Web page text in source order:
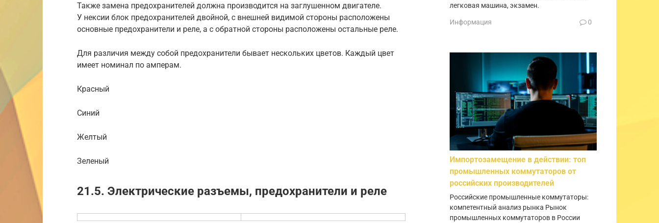
Также замена предохранителей должна производится на заглушенном двигателе.
У нексии блок предохранителей двойной, с внешней видимой стороны расположены
основные предохранители и реле, а с обратной стороны расположены остальные реле.
Для различия между собой предохранители бывает нескольких цветов. Каждый цвет
имеет номинал по амперам.
Красный
Синий
Желтый
Зеленый
21.5. Электрические разъемы, предохранители и реле
легковая машина, экзамен.
Информация 0
Импортозамещение в действии: топ
промышленных коммутаторов от
российских производителей
Российские промышленные коммутаторы:
компетентный анализ рынка Рынок
промышленных коммутаторов в России